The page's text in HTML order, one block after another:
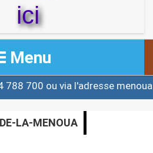
ici
Menu
ou via l'adresse
LA-MENOUA